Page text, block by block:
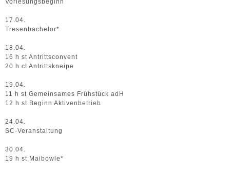
Vorlesungsbeginn
17.04.
Tresenbachelor*
18.04.
16 h st Antrittsconvent
20 h ct Antrittskneipe
19.04.
11 h st Gemeinsames Frühstück adH
12 h st Beginn Aktivenbetrieb
24.04.
SC-Veranstaltung
30.04.
19 h st Maibowle*